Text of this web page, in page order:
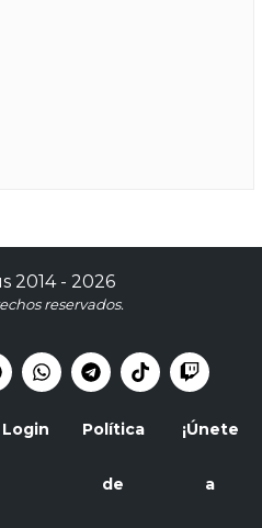
2014 - 2026
reservados.
Login Política
de
¡Únete
a